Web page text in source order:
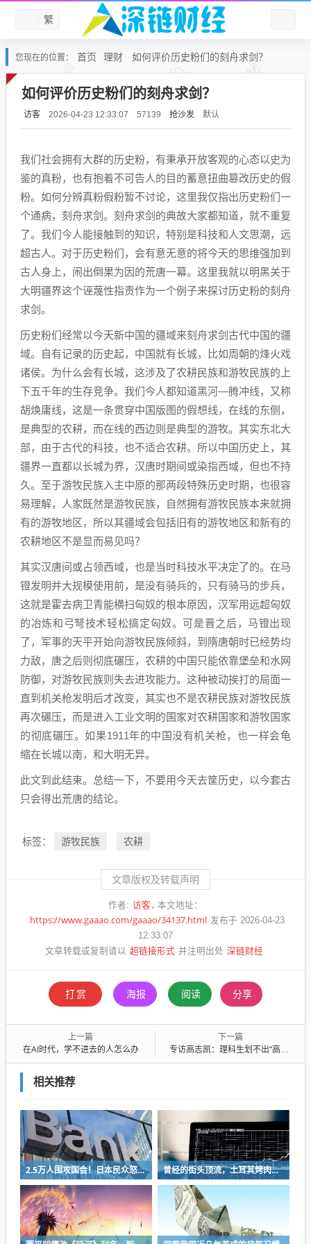
繁
您现在的位置： 首页 理财 如何评价历史粉们的刻舟求剑？
如何评价历史粉们的刻舟求剑？
访客 2026-04-23 12:33:07 57139 抢沙发 默认
我们社会拥有大群的历史粉，有秉承开放客观的心态以史为
鉴的真粉，也有抱着不可告人的目的蓄意扭曲篡改历史的假
粉。如何分辨真粉假粉暂不讨论，这里我仅指出历史粉们一
个通病，刻舟求剑。刻舟求剑的典故大家都知道，就不重复
了。我们今人能接触到的知识，特别是科技和人文思潮，远
超古人。对于历史粉们，会有意无意的将今天的思维强加到
古人身上，闹出倒果为因的荒唐一幕。这里我就以明黑关于
大明疆界这个诬蔑性指责作为一个例子来探讨历史粉的刻舟
求剑。
​历史粉们经常以今天新中国的疆域来刻舟求剑古代中国的疆
域。自有记录的历史起，中国就有长城，比如周朝的烽火戏
诸侯。为什么会有长城，这涉及了农耕民族和游牧民族的上
下五千年的生存竞争。我们今人都知道黑河—腾冲线，又称
胡焕庸线，这是一条贯穿中国版图的假想线，在线的东侧，
是典型的农耕，而在线的西边则是典型的游牧。其实东北大
部，由于古代的科技，也不适合农耕。所以中国历史上，其
疆界一直都以长城为界，汉唐时期间或染指西域，但也不持
久。至于游牧民族入主中原的那两段特殊历史时期，也很容
易理解，人家既然是游牧民族，自然拥有游牧民族本来就拥
有的游牧地区，所以其疆域会包括旧有的游牧地区和新有的
农耕地区不是显而易见吗？
其实汉唐间或占领西域，也是当时科技水平决定了的。在马
镫发明并大规模使用前，是没有骑兵的，只有骑马的步兵，
这就是霍去病卫青能横扫匈奴的根本原因，汉军用远超匈奴
的冶炼和弓弩技术轻松搞定匈奴。可是晋之后，马镫出现
了，军事的天平开始向游牧民族倾斜，到隋唐朝时已经势均
力敌，唐之后则彻底碾压，农耕的中国只能依靠堡垒和水网
防御，对游牧民族则失去进攻能力。这种被动挨打的局面一
直到机关枪发明后才改变，其实也不是农耕民族对游牧民族
再次碾压，而是进入工业文明的国家对农耕国家和游牧国家
的彻底碾压。如果1911年的中国没有机关枪，也一样会龟
缩在长城以南，和大明无异。
此文到此结束。总结一下，不要用今天去筐历史，以今套古
只会得出荒唐的结论。
标签： 游牧民族 农耕
文章版权及转载声明
作者: 访客 本文地址：
https://www.gaaao.com/gaaao/34137.html 发布于 2026-04-23
12:33:07
文章转载或复制请以 超链接形式 并注明出处 深链财经
打赏 海报 阅读 分享
上一篇
在AI时代，学不进去的人怎么办
下一篇
专访高志凯：理科生划不出“高志凯线”
相关推荐
2.5万人围攻国会！日本民众怒了：让她下台！ 曾经的街头顶流，土耳其烤肉为什么消失了？